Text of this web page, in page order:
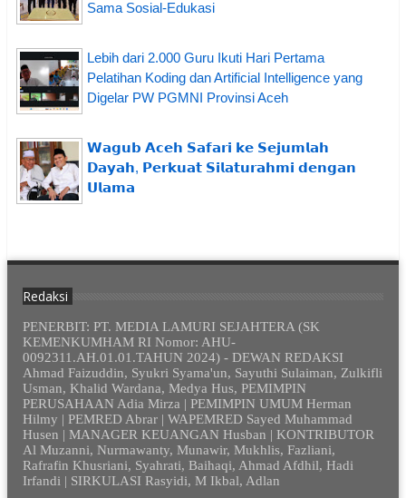
Sama Sosial-Edukasi
Lebih dari 2.000 Guru Ikuti Hari Pertama
Pelatihan Koding dan Artificial Intelligence yang
Digelar PW PGMNI Provinsi Aceh
𝗪𝗮𝗴𝘂𝗯 𝗔𝗰𝗲𝗵 𝗦𝗮𝗳𝗮𝗿𝗶 𝗸𝗲 𝗦𝗲𝗷𝘂𝗺𝗹𝗮𝗵
𝗗𝗮𝘆𝗮𝗵, 𝗣𝗲𝗿𝗸𝘂𝗮𝘁 𝗦𝗶𝗹𝗮𝘁𝘂𝗿𝗮𝗵𝗺𝗶 𝗱𝗲𝗻𝗴𝗮𝗻
𝗨𝗹𝗮𝗺𝗮
Redaksi
PENERBIT: PT. MEDIA LAMURI SEJAHTERA (SK
KEMENKUMHAM RI Nomor: AHU-
0092311.AH.01.01.TAHUN 2024) - DEWAN REDAKSI
Ahmad Faizuddin, Syukri Syama'un, Sayuthi Sulaiman, Zulkifli
Usman, Khalid Wardana, Medya Hus, PEMIMPIN
PERUSAHAAN Adia Mirza | PEMIMPIN UMUM Herman
Hilmy | PEMRED Abrar | WAPEMRED Sayed Muhammad
Husen | MANAGER KEUANGAN Husban | KONTRIBUTOR
Al Muzanni, Nurmawanty, Munawir, Mukhlis, Fazliani,
Rafrafin Khusriani, Syahrati, Baihaqi, Ahmad Afdhil, Hadi
Irfandi | SIRKULASI Rasyidi, M Ikbal, Adlan